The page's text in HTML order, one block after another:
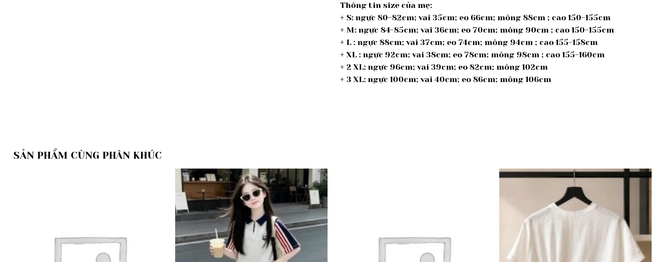
Thông tin size của mẹ:
+ S: ngực 80-82cm; vai 35cm; eo 66cm; mông 88cm ; cao 150-155cm
+ M: ngực 84-85cm; vai 36cm; eo 70cm; mông 90cm ; cao 150-155cm
+ L : ngực 88cm; vai 37cm; eo 74cm; mông 94cm ; cao 155-158cm
+ XL : ngực 92cm; vai 38cm; eo 78cm; mông 98cm ; cao 155-160cm
+ 2 XL: ngực 96cm; vai 39cm; eo 82cm; mông 102cm
+ 3 XL: ngực 100cm; vai 40cm; eo 86cm; mông 106cm
SẢN PHẨM CÙNG PHÂN KHÚC
Add to
wishlist